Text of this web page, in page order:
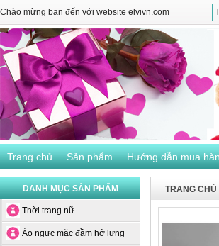
Chào mừng bạn đến với website elvivn.com
Trang chủ Sản phẩm Hướng dẫn mua
DANH MỤC SẢN PHẨM
Thời trang nữ
Áo ngực mặc đầm hở lưng
TRANG CHỦ